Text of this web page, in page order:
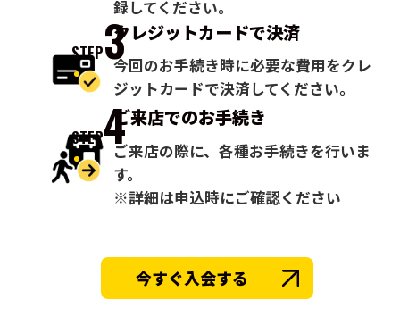
録してください。
STEP3クレジットカードで決済
今回のお手続き時に必要な費用をクレ
ジットカードで決済してください。
STEP4ご来店でのお手続き
ご来店の際に、各種お手続きを行いま
す。
※詳細は申込時にご確認ください
今すぐ入会する